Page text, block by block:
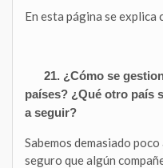
En esta página se explica
21. ¿Cómo se
países? ¿Qué otro país
a seguir?
Sabemos demasiado
seguro que algún